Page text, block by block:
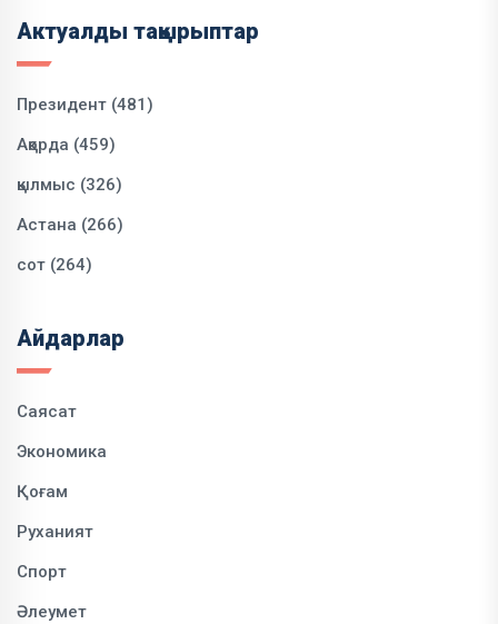
Актуалды тақырыптар
Президент (481)
Ақорда (459)
қылмыс (326)
Астана (266)
сот (264)
Айдарлар
Саясат
Экономика
Қоғам
Руханият
Спорт
Әлеумет